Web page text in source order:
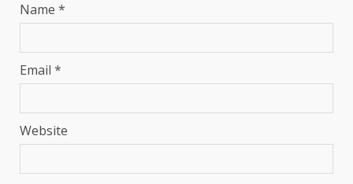
Name *
Email *
Website